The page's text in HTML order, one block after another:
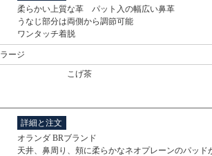
柔らかい上質な革 パット入の幅広い鼻革
うなじ部分は両側から調節可能
ワンタッチ着脱
ラージ
こげ茶
詳細と注文
オランダ BRブランド
天井、鼻周り、頬に柔らかなネオプレーンのパッド